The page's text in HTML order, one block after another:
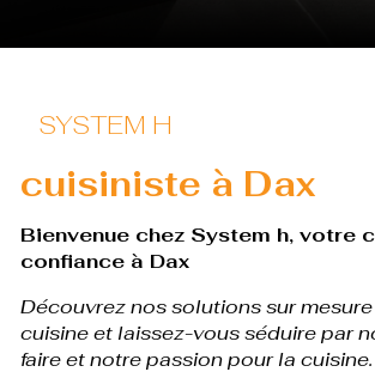
SYSTEM H
cuisiniste à Dax
Bienvenue chez System h, votre
confiance à Dax
Découvrez nos solutions sur
cuisine et laissez-vous séduire par
faire et notre passion pour la cuisine.